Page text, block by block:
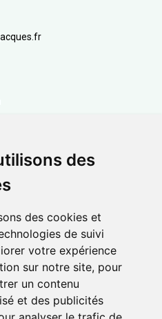
des
des cookies et
de suivi
votre expérience
sur notre site, pour
un contenu
et des publicités
& Collect